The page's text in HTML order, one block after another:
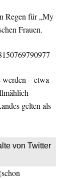
Regen für „My
Frauen.
– etwa
gelten als
von Twitter